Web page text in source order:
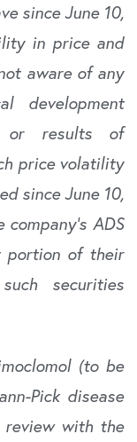
since June 10,
in price and
aware of any
development
or results of
price volatility
since June 10,
ADS
portion of their
securities
(to be
Pick disease
with the